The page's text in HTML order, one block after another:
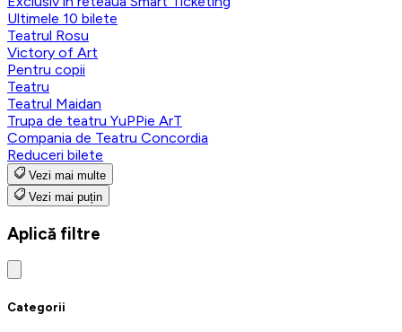
Ultimele 10 bilete
Teatrul Rosu
Victory of Art
Pentru copii
Teatru
Teatrul Maidan
Trupa de teatru YuPPie ArT
Compania de Teatru Concordia
Reduceri bilete
Vezi mai multe
Vezi mai puțin
Aplică filtre
Categorii